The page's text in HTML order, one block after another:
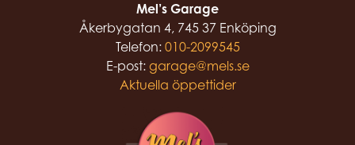
Mel’s Garage
Åkerbygatan 4, 745 37 Enköping
Telefon: 010-2099545
E-post: garage@mels.se
Aktuella öppettider